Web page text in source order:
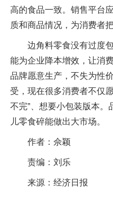
高的食品一致。销售平台
质和商品情况，为消费者把
边角料零食没有过度
能为企业降本增效，让消
品牌愿意生产，不失为性
受，现在很多消费者不仅
不完”、想要小包装版本
儿零食碎能做出大市场。
作者：佘颖
责编：刘乐
来源：经济日报